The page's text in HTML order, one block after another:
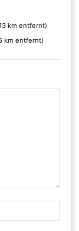
km entfernt)
km entfernt)